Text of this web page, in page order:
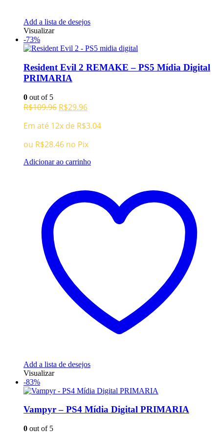
Add a lista de desejos
Visualizar
-73%
Resident Evil 2 REMAKE – PS5 Mídia Digital
PRIMARIA
0 out of 5
R$109.96 O
original
era:
R$109.96.
R$29.96O
atual
R$29.96.
Em até 12x de R$3.04
ou R$28.46 no Pix
Adicionar ao carrinho
Add a lista de desejos
Visualizar
-83%
Vampyr – PS4 Mídia Digital PRIMARIA
0 out of 5